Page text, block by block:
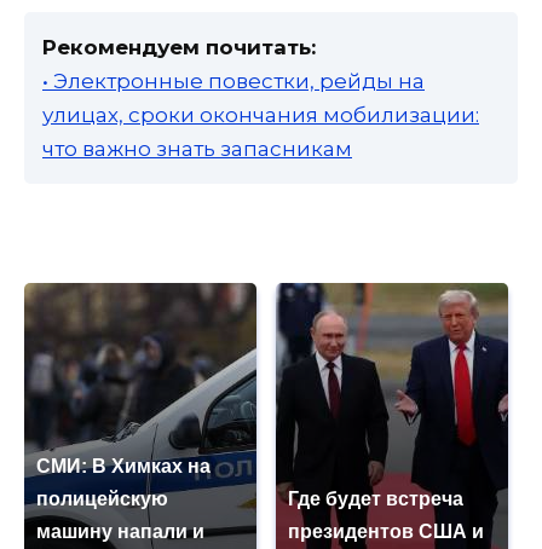
Рекомендуем почитать:
• Электронные повестки, рейды на
улицах, сроки окончания мобилизации:
что важно знать запасникам
СМИ: В Химках на
полицейскую
машину напали и
Где будет встреча
президентов США и